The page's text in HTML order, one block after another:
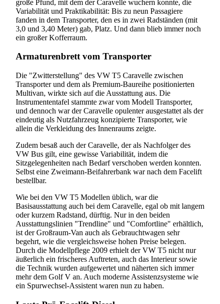
große Pfund, mit dem der Caravelle wuchern konnte, die
Variabilität und Praktikabilität: Bis zu neun Passagiere
fanden in dem Transporter, den es in zwei Radständen (mit
3,0 und 3,40 Meter) gab, Platz. Und dann blieb immer noch
ein großer Kofferraum.
Armaturenbrett vom Transporter
Die "Zwitterstellung" des VW T5 Caravelle zwischen
Transporter und dem als Premium-Baureihe positionierten
Multivan, wirkte sich auf die Ausstattung aus. Die
Instrumententafel stammte zwar vom Modell Transporter,
und dennoch war der Caravelle opulenter ausgestattet als der
eindeutig als Nutzfahrzeug konzipierte Transporter, wie
allein die Verkleidung des Innenraums zeigte.
Zudem besaß auch der Caravelle, der als Nachfolger des
VW Bus gilt, eine gewisse Variabilität, indem die
Sitzgelegenheiten nach Bedarf verschoben werden konnten.
Selbst eine Zweimann-Beifahrerbank war nach dem Facelift
bestellbar.
Wie bei den VW T5 Modellen üblich, war die
Basisausstattung auch bei dem Caravelle, egal ob mit langem
oder kurzem Radstand, dürftig. Nur in den beiden
Ausstattungslinien "Trendline" und "Comfortline" erhältlich,
ist der Großraum-Van auch als Gebrauchtwagen sehr
begehrt, wie die vergleichsweise hohen Preise belegen.
Durch die Modellpflege 2009 erhielt der VW T5 nicht nur
äußerlich ein frischeres Auftreten, auch das Interieur sowie
die Technik wurden aufgewertet und näherten sich immer
mehr dem Golf V an. Auch moderne Assistenzsysteme wie
ein Spurwechsel-Assistent waren nun zu haben.